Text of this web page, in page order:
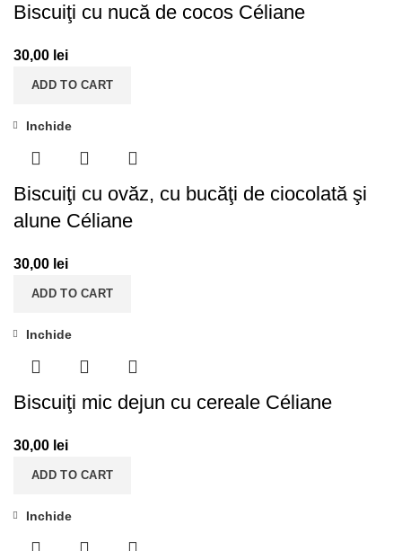
Biscuiţi cu nucă de cocos Céliane
30,00 lei
ADD TO CART
Inchide
Biscuiţi cu ovăz, cu bucăţi de ciocolată şi
alune Céliane
30,00 lei
ADD TO CART
Inchide
Biscuiţi mic dejun cu cereale Céliane
30,00 lei
ADD TO CART
Inchide